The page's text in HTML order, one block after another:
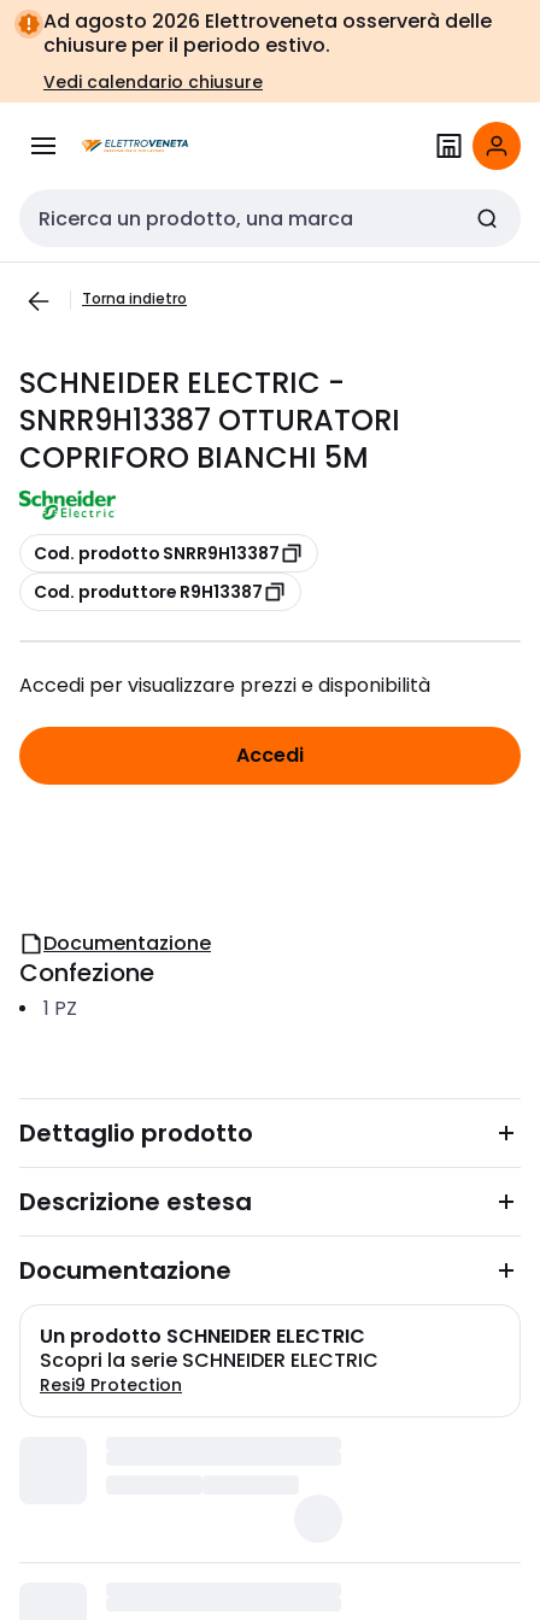
Vai alla
navigazione
Vai
alla
pagina
Ad agosto 2026 Elettroveneta osserverà delle
chiusure per il periodo estivo.
Vedi calendario chiusure
Cerca input
Torna indietro
SCHNEIDER ELECTRIC -
SNRR9H13387 OTTURATORI
COPRIFORO BIANCHI 5M
copia
Cod. prodotto SNRR9H13387
copia
Cod. produttore R9H13387
Accedi per visualizzare prezzi e disponibilità
Accedi
Documentazione
Confezione
1 PZ
Dettaglio prodotto
Descrizione estesa
Documentazione
Un prodotto SCHNEIDER ELECTRIC
Scopri la serie SCHNEIDER ELECTRIC
Resi9 Protection